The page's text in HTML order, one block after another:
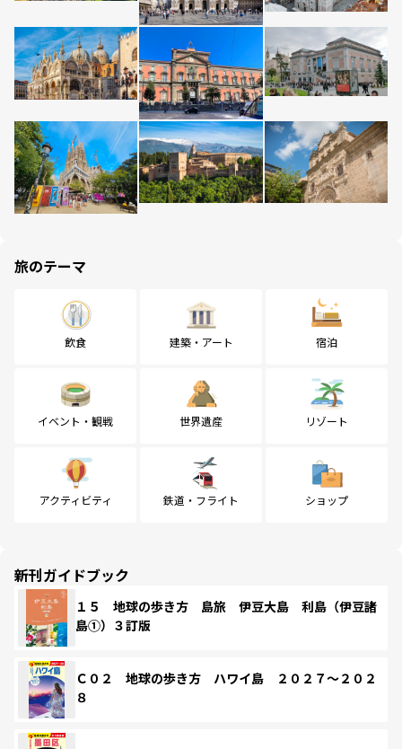
旅のテーマ
飲食 建築・アート 宿泊
イベント・観戦 世界遺産 リゾート
アクティビティ 鉄道・フライト ショップ
新刊ガイドブック
１５ 地球の歩き方 島旅 伊豆大島 利島（伊豆諸
島①）３訂版
Ｃ０２ 地球の歩き方 ハワイ島 ２０２７～２０２
８